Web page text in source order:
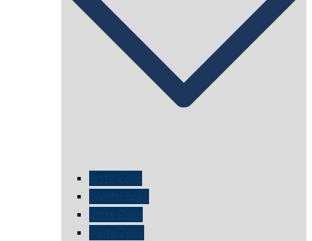
erste Zelle
zweite Zelle
dritte Zelle
vierte Zelle